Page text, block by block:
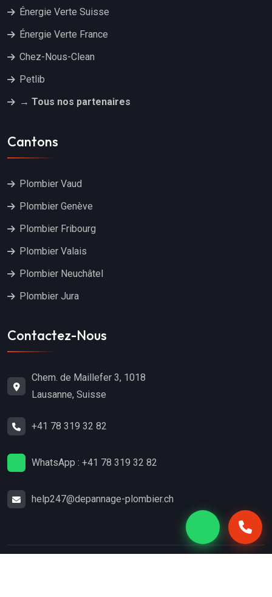
Énergie Verte Suisse
Énergie Verte France
Chez-Nous-Clean
Petlib
→ Tous nos partenaires
Cantons
Plombier Vaud
Plombier Genève
Plombier Fribourg
Plombier Valais
Plombier Neuchâtel
Plombier Jura
Contactez-Nous
Chem. de Maillefer 3, 1018
Lausanne, Suisse
+41 78 319 32 82
WhatsApp : +41 78 319 32 82
help247@depannage-plombier.ch